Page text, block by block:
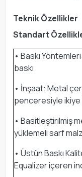
Teknik Özellikler
Standart
• Baskı
baskı
• İnşaat: Metal
penceresiyle ikiye
• Basitleştirilmiş
yüklemeli sarf
• Üstün Baskı
Equalizer içeren